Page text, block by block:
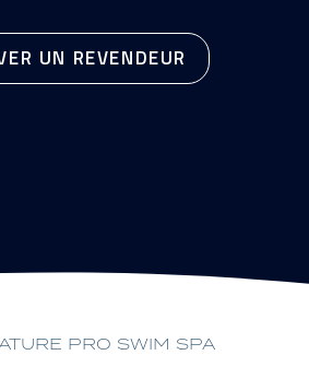
UN REVENDEUR
PRO SWIM SPA